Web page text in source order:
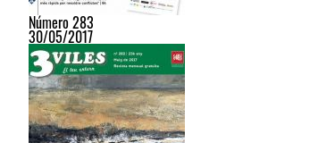
Número 283
30/05/2017